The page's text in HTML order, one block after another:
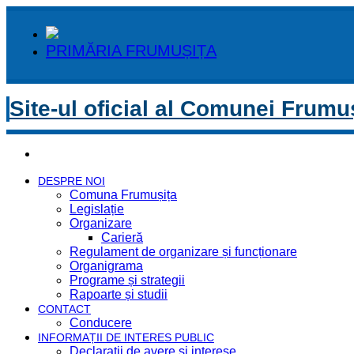
PRIMĂRIA FRUMUȘIȚA
Site-ul oficial al Comunei
DESPRE NOI
Comuna Frumușița
Legislație
Organizare
Carieră
Regulament de organizare și funcționare
Organigrama
Programe și strategii
Rapoarte și studii
CONTACT
Conducere
INFORMAȚII DE INTERES PUBLIC
Declaratii de avere si interese